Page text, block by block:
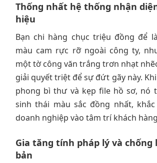
Thống nhất hệ thống nhận
hiệu
Bạn chi hàng chục triệu đồng để
màu cam rực rỡ ngoài công ty,
một tờ công văn trắng trơn nhạt
giải quyết triệt để sự đứt gãy này.
phong bì thư và kẹp file hồ sơ, nó
sinh thái màu sắc đồng nhất,
doanh nghiệp vào tâm trí khách
Gia tăng tính pháp lý và chống
bản